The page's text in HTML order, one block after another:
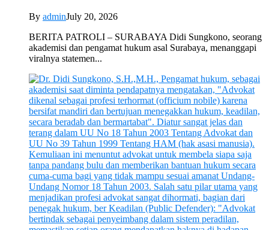
By adminJuly 20, 2026
BERITA PATROLI – SURABAYA Didi Sungkono, seorang
akademisi dan pengamat hukum asal Surabaya, menanggapi
viralnya statemen...